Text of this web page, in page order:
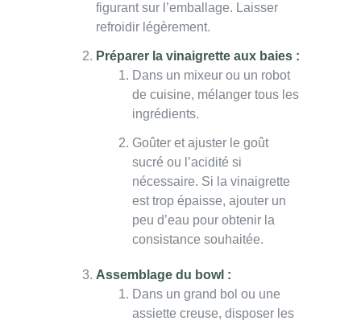
figurant sur l’emballage. Laisser
refroidir légèrement.
Préparer la vinaigrette aux baies :
Dans un mixeur ou un robot
de cuisine, mélanger tous les
ingrédients.
Goûter et ajuster le goût
sucré ou l’acidité si
nécessaire. Si la vinaigrette
est trop épaisse, ajouter un
peu d’eau pour obtenir la
consistance souhaitée.
Assemblage du bowl :
Dans un grand bol ou une
assiette creuse, disposer les